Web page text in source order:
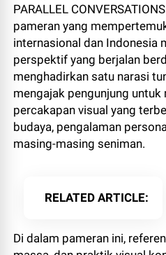
PARALLEL
pameran yang
internasional dan Indonesia
perspektif yang berjalan
menghadirkan satu narasi
mengajak pengunjung
percakapan visual yang
budaya, pengalaman
masing-masing seniman.
RELATED ARTICLE
Di dalam pameran ini,